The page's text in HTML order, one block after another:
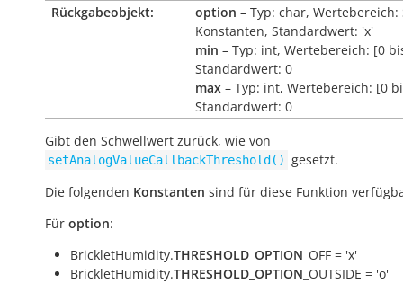
Rückgabeobjekt: option – Typ: char, Wertebereich:
Konstanten, Standardwert: 'x'
min – Typ: int, Wertebereich: [0
Standardwert: 0
max – Typ: int, Wertebereich: [0
Standardwert: 0
Gibt den Schwellwert zurück, wie von
setAnalogValueCallbackThreshold() gesetzt.
Die folgenden Konstanten sind für diese Funktion
Für option:
BrickletHumidity.THRESHOLD_OPTION _OFF = 'x'
BrickletHumidity.THRESHOLD_OPTION _OUTSIDE = 'o'